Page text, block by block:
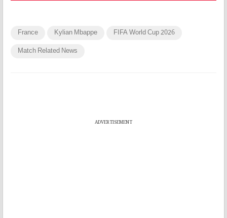
France Kylian Mbappe FIFA World Cup 2026
Match Related News
ADVERTISEMENT